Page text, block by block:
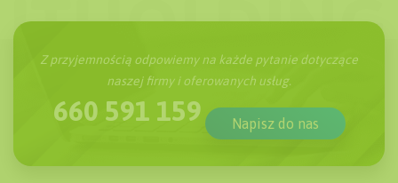
Z przyjemnością odpowiemy na każde pytanie dotyczące
naszej firmy i oferowanych usług.
660 591 159 Napisz do nas